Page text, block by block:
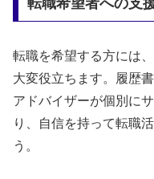
転職を希望する方には
大変役立ちます。履歴
アドバイザーが個別に
り、自信を持って転職
う。